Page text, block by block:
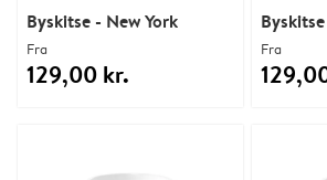
Byskitse - New York
Fra
129,00 kr.
Fra